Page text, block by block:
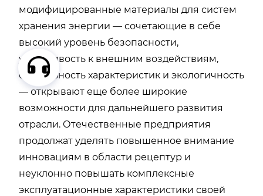
модифицированные материалы для систем
хранения энергии — сочетающие в себе
высокий уровень безопасности,
устойчивость к внешним воздействиям,
стабильность характеристик и экологичность
— открывают еще более широкие
возможности для дальнейшего развития
отрасли. Отечественные предприятия
продолжат уделять повышенное внимание
инновациям в области рецептур и
неуклонно повышать комплексные
эксплуатационные характеристики своей